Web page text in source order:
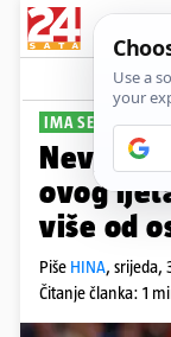
IMA SE LOVE
ovog
više od
Piše HINA, srijeda,
Čitanje članka: 1